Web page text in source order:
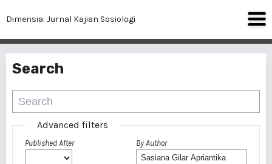
Dimensia: Jurnal Kajian Sosiologi
Search
Advanced filters
Published After By Author